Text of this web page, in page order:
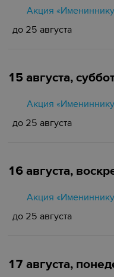
Акция
до 25 августа
15 августа,
Акция
до 25 августа
16 августа,
Акция
до 25 августа
17 августа,